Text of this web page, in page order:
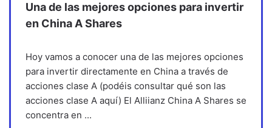
Una de las mejores opciones para invertir
en China A Shares
Hoy vamos a conocer una de las mejores opciones
para invertir directamente en China a través de
acciones clase A (podéis consultar qué son las
acciones clase A aquí) El Alliianz China A Shares se
concentra en ...